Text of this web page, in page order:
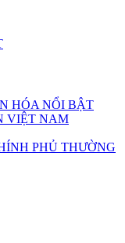
HÓA NỔI BẬT
VIỆT NAM
PHỦ THƯỜNG